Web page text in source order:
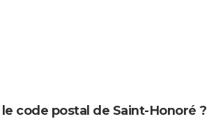
code postal de Saint-Honoré ?